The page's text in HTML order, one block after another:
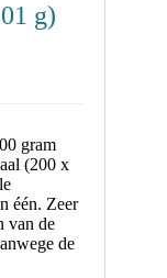
g)
gram
(200 x
één. Zeer
van de
de